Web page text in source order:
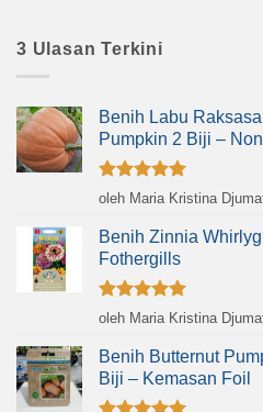
3 Ulasan Terkini
Benih Labu
Pumpkin 2 Biji –
Dinilai5
oleh Maria Kristina
Benih Zinnia
Fothergills
Dinilai5
oleh Maria Kristina
Benih Butternut
Biji – Kemasan Foil